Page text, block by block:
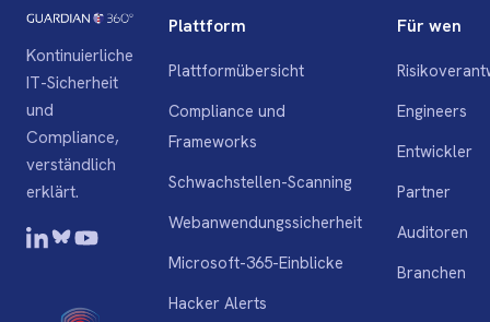
Kontinuierliche
IT-Sicherheit
und
Compliance,
verständlich
erklärt.
Plattform
Plattformübersicht
Compliance und
Frameworks
Schwachstellen-Scanning
Webanwendungssicherheit
Microsoft-365-Einblicke
Hacker Alerts
Für wen
Engineers
Entwickler
Partner
Auditoren
Branchen